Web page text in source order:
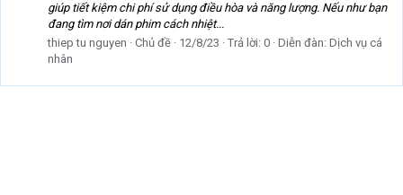
giúp tiết kiệm chi phí sử dụng điều hòa và năng lượng. Nếu như bạn
đang tìm nơi dán phim cách nhiệt...
thiep tu nguyen
Chủ đề 12/8/23 Trả lời: 0 Diễn đàn: Dịch vụ cá
nhân